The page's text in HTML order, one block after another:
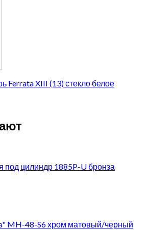
Ferrata XIII (13) стекло белое
цилиндр 1885P-U бронза
MH-48-S6 хром матовый/черный